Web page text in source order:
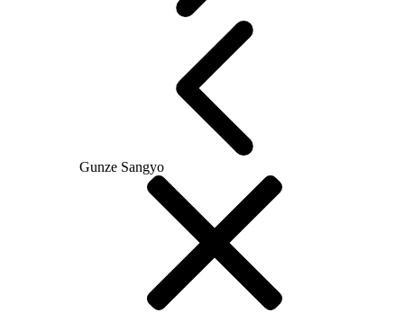
Gunze Sangyo